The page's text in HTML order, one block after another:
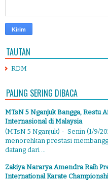
TAUTAN
RDM
PALING SERING DIBACA
MTsN 5 Nganjuk Bangga, Restu
Internasional di Malaysia
(MTsN 5 Nganjuk) - Senin (1/9/
menorehkan prestasi
datang dari ...
Zakiya Nararya Amendra Raih
International Karate